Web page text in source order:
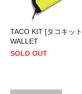
TACO KIT [タコキッ
WALLET
SOLD OUT